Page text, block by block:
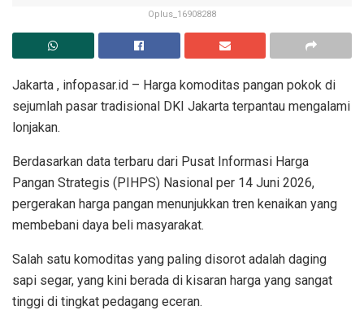
Oplus_16908288
Jakarta , infopasar.id – Harga komoditas pangan pokok di
sejumlah pasar tradisional DKI Jakarta terpantau mengalami
lonjakan.
Berdasarkan data terbaru dari Pusat Informasi Harga
Pangan Strategis (PIHPS) Nasional per 14 Juni 2026,
pergerakan harga pangan menunjukkan tren kenaikan yang
membebani daya beli masyarakat.
Salah satu komoditas yang paling disorot adalah daging
sapi segar, yang kini berada di kisaran harga yang sangat
tinggi di tingkat pedagang eceran.